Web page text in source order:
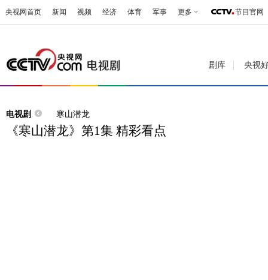
央视网首页 新闻 视频 经济 体育 军事 更多 节目官网
剧库 央视
电视剧 寒山潜龙
《寒山潜龙》第1集 精彩看点